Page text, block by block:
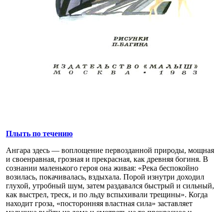
Плыть по течению
Ангара здесь — воплощение первозданной природы, мощная
и своенравная, грозная и прекрасная, как древняя богиня. В
сознании маленького героя она живая: «Река беспокойно
возилась, покачивалась, вздыхала. Порой изнутри доходил
глухой, утробный шум, затем раздавался быстрый и сильный,
как выстрел, треск, и по льду вспыхивали трещины». Когда
находит гроза, «посторонняя властная сила» заставляет